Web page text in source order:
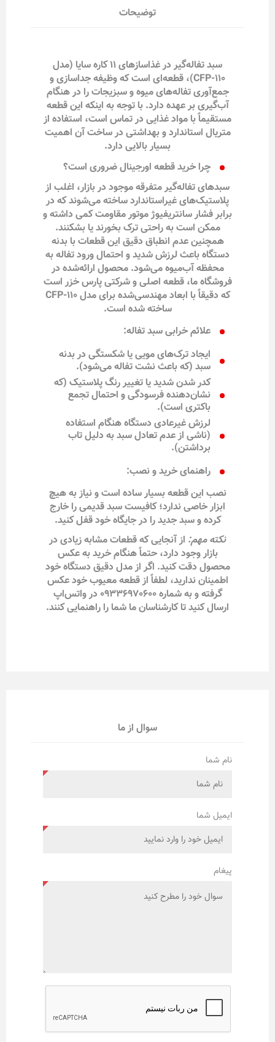
توضیحات
سبد تفاله‌گیر در غذاسازهای ۱۱ کاره سایا (مدل
CFP-110)، قطعه‌ای است که وظیفه جداسازی و
جمع‌آوری تفاله‌های میوه و سبزیجات را در هنگام
آب‌گیری بر عهده دارد. با توجه به اینکه این قطعه
مستقیماً با مواد غذایی در تماس است، استفاده از
متریال استاندارد و بهداشتی در ساخت آن اهمیت
بسیار بالایی دارد.
چرا خرید قطعه اورجینال ضروری است؟
سبدهای تفاله‌گیر متفرقه موجود در بازار، اغلب از
پلاستیک‌های غیراستاندارد ساخته می‌شوند که در
برابر فشار سانتریفیوژ موتور مقاومت کمی داشته و
ممکن است به راحتی ترک بخورند یا بشکنند.
همچنین عدم انطباق دقیق این قطعات با بدنه
دستگاه باعث لرزش شدید و احتمال ورود تفاله به
محفظه آب‌میوه می‌شود. محصول ارائه‌شده در
فروشگاه ما، قطعه اصلی و شرکتی پارس خزر است
که دقیقاً با ابعاد مهندسی‌شده برای مدل CFP-110
ساخته شده است.
علائم خرابی سبد تفاله:
ایجاد ترک‌های مویی یا شکستگی در بدنه
سبد (که باعث نشت تفاله می‌شود).
کدر شدن شدید یا تغییر رنگ پلاستیک (که
نشان‌دهنده فرسودگی و احتمال تجمع
باکتری است).
لرزش غیرعادی دستگاه هنگام استفاده
(ناشی از عدم تعادل سبد به دلیل تاب
برداشتن).
راهنمای خرید و نصب:
نصب این قطعه بسیار ساده است و نیاز به هیچ
ابزار خاصی ندارد؛ کافیست سبد قدیمی را خارج
کرده و سبد جدید را در جایگاه خود قفل کنید.
نکته مهم: از آنجایی که قطعات مشابه زیادی در
بازار وجود دارد، حتماً هنگام خرید به عکس
محصول دقت کنید. اگر از مدل دقیق دستگاه خود
اطمینان ندارید، لطفاً از قطعه معیوب خود عکس
گرفته و به شماره 09336970600 در واتس‌اپ
ارسال کنید تا کارشناسان ما شما را راهنمایی کنند.
سوال از ما
نام شما
ایمیل شما
پیغام